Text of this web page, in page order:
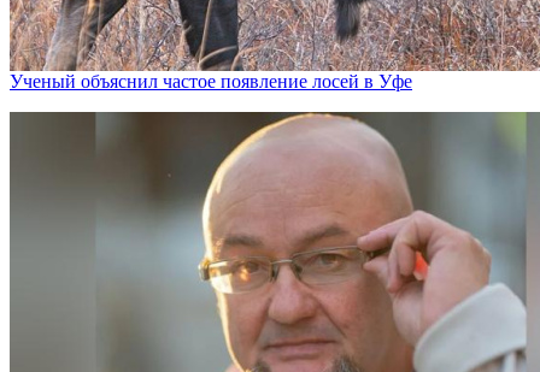
Ученый объяснил частое появление лосей в Уфе